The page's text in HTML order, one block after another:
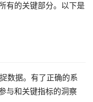
有的关键部分。以下是
数据。有了正确的系
与和关键指标的洞察